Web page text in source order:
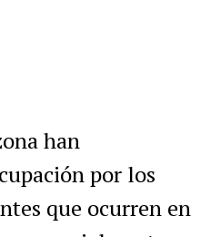
han
por los
que ocurren en